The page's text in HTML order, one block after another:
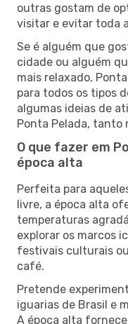
outras gostam de
visitar e evitar toda
Se é alguém que
cidade ou alguém
mais relaxado,
para todos os tipos
algumas ideias de
Ponta Pelada, tanto
O que fazer em
época alta
Perfeita para
livre, a época alta
temperaturas
explorar os marcos
festivais culturais
café.
Pretende
iguarias de Brasil e
A época alta